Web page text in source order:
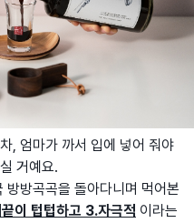
, 엄마가 까서 입에 넣어 줘야
거예요.
방방곡곡을 돌아다니며 먹어본
이 텁텁하고 3.자극적 이라는